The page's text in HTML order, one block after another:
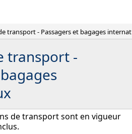
transport -
de transport sont en vigueur